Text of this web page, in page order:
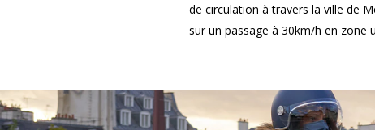
de circulation à travers la ville de
sur un passage à 30km/h en zone